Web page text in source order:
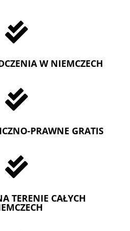

W NIEMCZECH

PRAWNE GRATIS

TERENIE CAŁYCH